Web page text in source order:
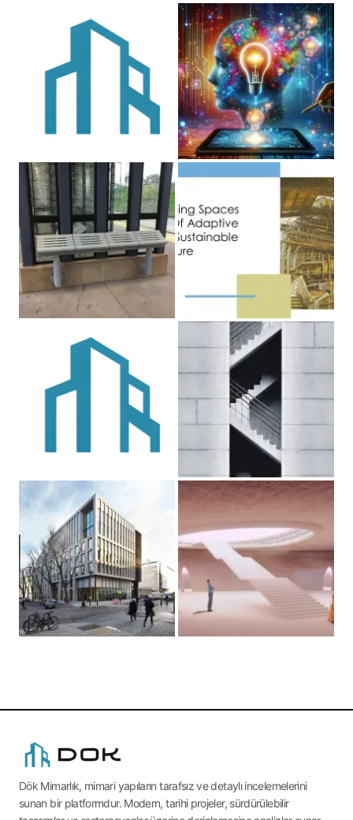
Dök Mimarlık, mimari yapıların tarafsız ve detaylı incelemelerini
sunan bir platformdur. Modern, tarihi projeler, sürdürülebilir